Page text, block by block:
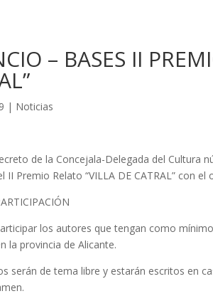
– BASES II
| Noticias
de la Concejala-Delegada del Cultura
II Premio Relato “VILLA DE CATRAL” con
los autores que tengan como
la provincia de Alicante.
serán de tema libre y estarán escritos en